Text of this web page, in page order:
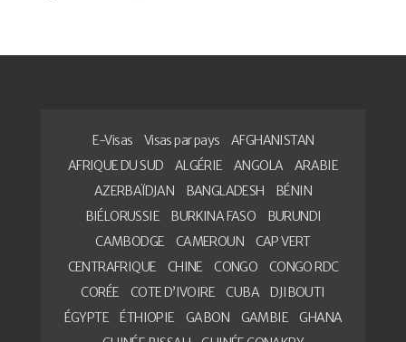
E-Visas Visas par pays
AFGHANISTAN
AFRIQUE DU SUD
ALGÉRIE ANGOLA
ARABIE
AZERBAÏDJAN
BANGLADESH
BÉNIN
BIÉLORUSSIE
BURKINA FASO
BURUNDI
CAMBODGE
CAMEROUN
CAP VERT
CENTRAFRIQUE
CHINE CONGO
CONGO RDC
CORÉE
COTE D’IVOIRE CUBA
DJIBOUTI
ÉGYPTE
ÉTHIOPIE GABON GAMBIE
GHANA